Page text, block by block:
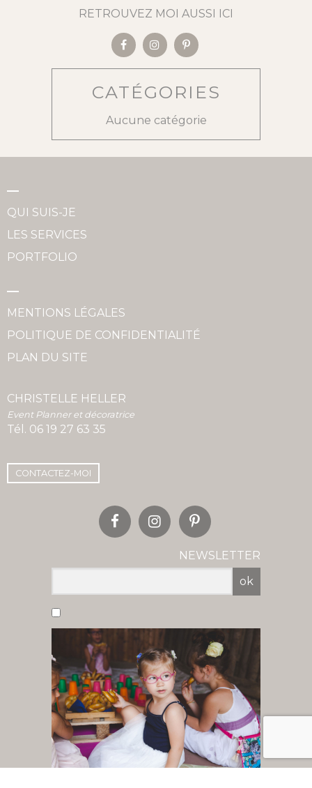
RETROUVEZ MOI AUSSI ICI
CATÉGORIES
Aucune catégorie
QUI SUIS-JE
LES SERVICES
PORTFOLIO
MENTIONS LÉGALES
POLITIQUE DE CONFIDENTIALITÉ
PLAN DU SITE
CHRISTELLE HELLER
Event Planner et décoratrice
Tél. 06 19 27 63 35
CONTACTEZ-MOI
NEWSLETTER
ok